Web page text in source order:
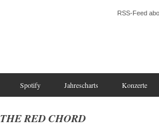
RSS-Feed
Spotify Jahrescharts Konzerte
THE RED CHORD